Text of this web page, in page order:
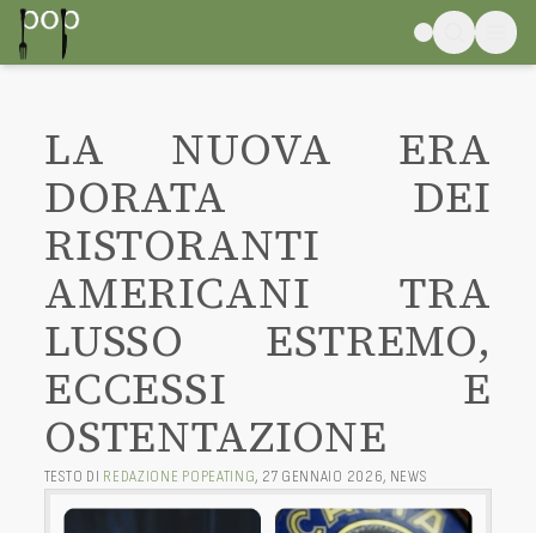
LA NUOVA ERA
DORATA DEI
RISTORANTI
AMERICANI TRA
LUSSO ESTREMO,
ECCESSI E
OSTENTAZIONE
TESTO DI REDAZIONE POPEATING, 27 GENNAIO 2026, NEWS